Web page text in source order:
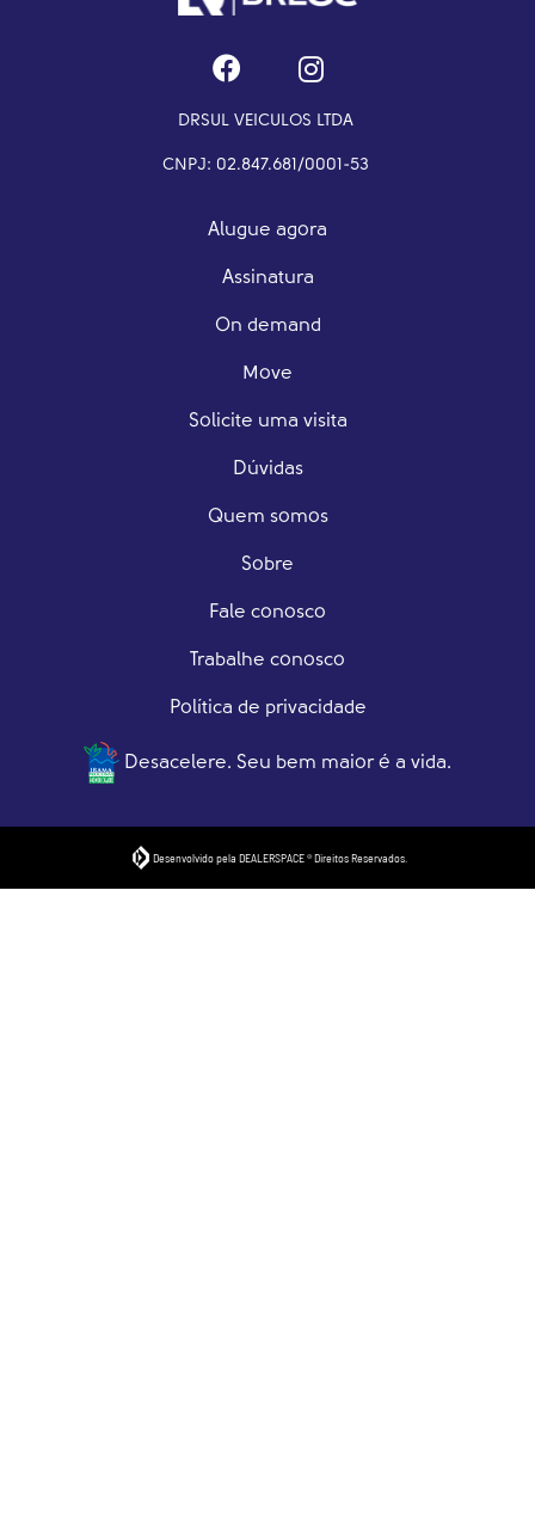
DRSUL VEICULOS LTDA
CNPJ: 02.847.681/0001-53
Alugue agora
Assinatura
On demand
Move
Solicite uma visita
Dúvidas
Quem somos
Sobre
Fale conosco
Trabalhe conosco
Política de privacidade
Desacelere. Seu bem maior é a vida.
Desenvolvido pela DEALERSPACE ® Direitos Reservados.